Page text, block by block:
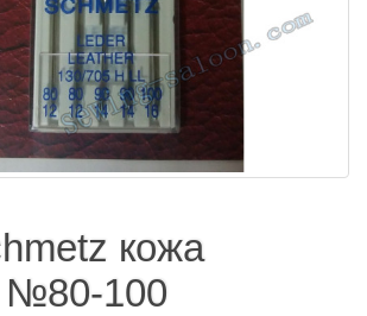
кожа
№80-100